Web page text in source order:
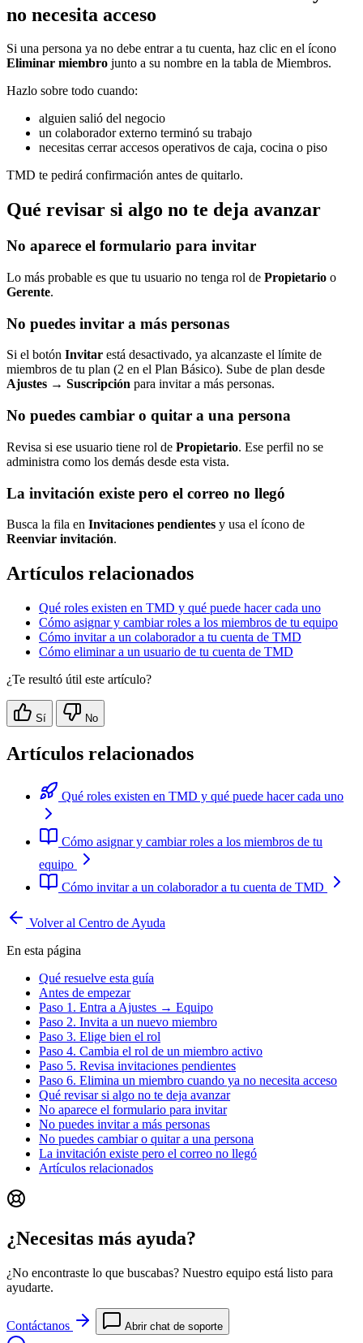
no necesita acceso
Si una persona ya no debe entrar a tu cuenta, haz clic en el ícono
Eliminar miembro junto a su nombre en la tabla de Miembros.
Hazlo sobre todo cuando:
alguien salió del negocio
un colaborador externo terminó su trabajo
necesitas cerrar accesos operativos de caja, cocina o piso
TMD te pedirá confirmación antes de quitarlo.
Qué revisar si algo no te deja avanzar
No aparece el formulario para invitar
Lo más probable es que tu usuario no tenga rol de Propietario o
Gerente.
No puedes invitar a más personas
Si el botón Invitar está desactivado, ya alcanzaste el límite de
miembros de tu plan (2 en el Plan Básico). Sube de plan desde
Ajustes → Suscripción para invitar a más personas.
No puedes cambiar o quitar a una persona
Revisa si ese usuario tiene rol de Propietario. Ese perfil no se
administra como los demás desde esta vista.
La invitación existe pero el correo no llegó
Busca la fila en Invitaciones pendientes y usa el ícono de
Reenviar invitación.
Artículos relacionados
Qué roles existen en TMD y qué puede hacer cada uno
Cómo asignar y cambiar roles a los miembros de tu equipo
Cómo invitar a un colaborador a tu cuenta de TMD
Cómo eliminar a un usuario de tu cuenta de TMD
¿Te resultó útil este artículo?
Sí No
Artículos relacionados
Qué roles existen en TMD y qué puede hacer cada uno
Cómo asignar y cambiar roles a los miembros de tu
equipo
Cómo invitar a un colaborador a tu cuenta de TMD
Volver al Centro de Ayuda
En esta página
Qué resuelve esta guía
Antes de empezar
Paso 1. Entra a Ajustes → Equipo
Paso 2. Invita a un nuevo miembro
Paso 3. Elige bien el rol
Paso 4. Cambia el rol de un miembro activo
Paso 5. Revisa invitaciones pendientes
Paso 6. Elimina un miembro cuando ya no necesita acceso
Qué revisar si algo no te deja avanzar
No aparece el formulario para invitar
No puedes invitar a más personas
No puedes cambiar o quitar a una persona
La invitación existe pero el correo no llegó
Artículos relacionados
¿Necesitas más ayuda?
¿No encontraste lo que buscabas? Nuestro equipo está listo para
ayudarte.
Contáctanos Abrir chat de soporte